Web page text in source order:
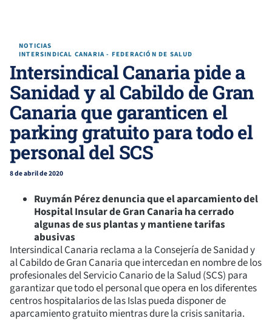
NOTICIAS
INTERSINDICAL CANARIA - FEDERACIÓN DE SALUD
Intersindical Canaria pide a
Sanidad y al Cabildo de Gran
Canaria que garanticen el
parking gratuito para todo el
personal del SCS
8 de abril de 2020
Ruymán Pérez denuncia que el aparcamiento del
Hospital Insular de Gran Canaria ha cerrado
algunas de sus plantas y mantiene tarifas
abusivas
Intersindical Canaria reclama a la Consejería de Sanidad y
al Cabildo de Gran Canaria que intercedan en nombre de los
profesionales del Servicio Canario de la Salud (SCS) para
garantizar que todo el personal que opera en los diferentes
centros hospitalarios de las Islas pueda disponer de
aparcamiento gratuito mientras dure la crisis sanitaria.